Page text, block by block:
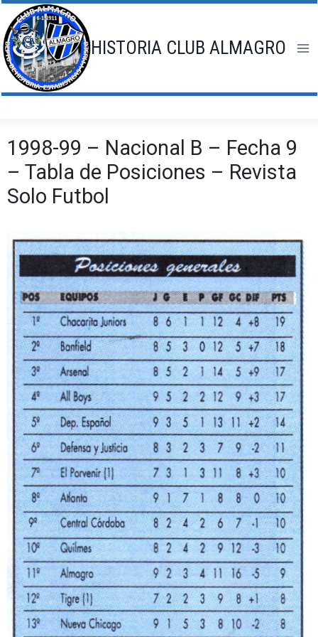
Saltar
al
contenido
HISTORIA CLUB ALMAGRO
1998-99 – Nacional B – Fecha 9
– Tabla de Posiciones – Revista
Solo Futbol